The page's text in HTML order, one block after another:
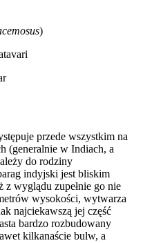
)
przede wszystkim na
(generalnie w Indiach, a
do rodziny
indyjski jest bliskim
z wyglądu zupełnie go nie
wysokości, wytwarza
najciekawszą jej część
bardzo rozbudowany
kilkanaście bulw, a